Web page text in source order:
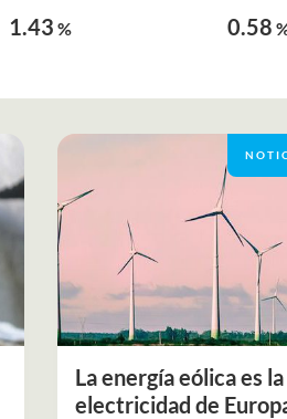
1.43 % 0.58
La energía eólica es
electricidad de